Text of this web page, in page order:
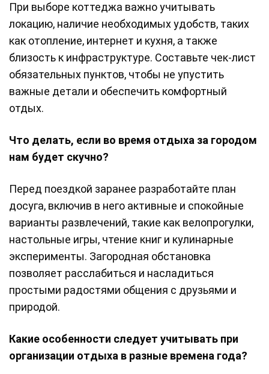
При выборе коттеджа важно учитывать
локацию, наличие необходимых удобств, таких
как отопление, интернет и кухня, а также
близость к инфраструктуре. Составьте чек-лист
обязательных пунктов, чтобы не упустить
важные детали и обеспечить комфортный
отдых.
Что делать, если во время отдыха за городом
нам будет скучно?
Перед поездкой заранее разработайте план
досуга, включив в него активные и спокойные
варианты развлечений, такие как велопрогулки,
настольные игры, чтение книг и кулинарные
эксперименты. Загородная обстановка
позволяет расслабиться и насладиться
простыми радостями общения с друзьями и
природой.
Какие особенности следует учитывать при
организации отдыха в разные времена года?